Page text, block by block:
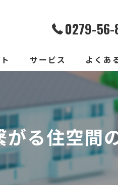
0279-
サービス
新築そっくりリフォーム
よくあ
がる住空間